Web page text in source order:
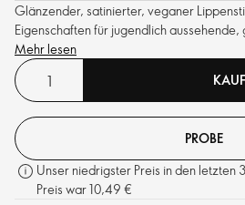
Glänzender, satinierter, veganer
Eigenschaften für jugendlich
Mehr lesen
PROBE
Unser niedrigster Preis in den letzten
Preis war 10,49 €